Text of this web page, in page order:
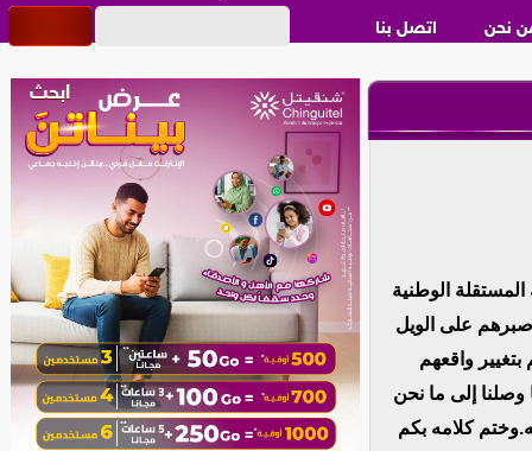
نحن اتصل بنا
الوطنية
على الويل
واقعهم
إلى ما نحن
كلامه بكم